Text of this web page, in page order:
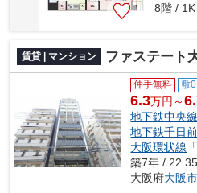
8階 /
賃貸 | マンション ファステート大阪城
仲手無料 敷0
6.3万円～
地下鉄中央線
地下鉄千日
大阪環状線
築7年 /
大阪府大阪